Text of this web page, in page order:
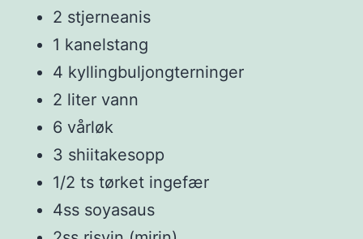
2 stjerneanis
1 kanelstang
4 kyllingbuljongterninger
2 liter vann
6 vårløk
3 shiitakesopp
1/2 ts tørket ingefær
4ss soyasaus